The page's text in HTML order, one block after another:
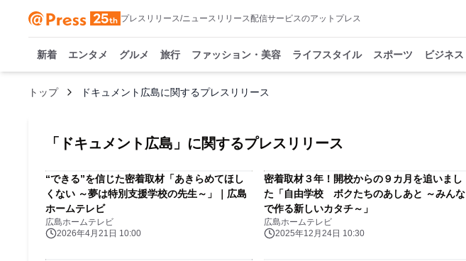
プレスリリース/ニュースリリース配信サービスのアットプレス
新着 エンタメ グルメ 旅行 ファッション・美容 ライフスタイル スポーツ ビジネス
トップ ドキュメント広島に関するプレスリリース
「 ドキュメント広島 」に関するプレスリリース
“できる”を信じた密着取材「あきらめてほし
くない ～夢は特別支援学校の先生～」｜広島
ホームテレビ
広島ホームテレビ
2026年4月21日 10:00
密着取材３年！開校からの９カ月を追いまし
た「自由学校 ボクたちのあしあと ～みんな
で作る新しいカタチ～」
広島ホームテレビ
2025年12月24日 10:30